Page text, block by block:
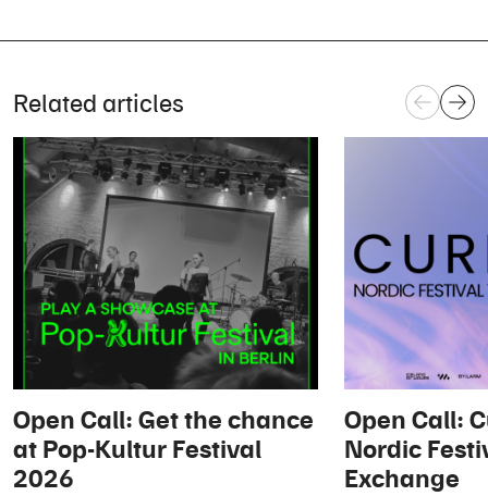
Related articles
Open Call: Get the chance
at Pop-Kultur Festival
2026
Open Call:
Nordic
Exchange